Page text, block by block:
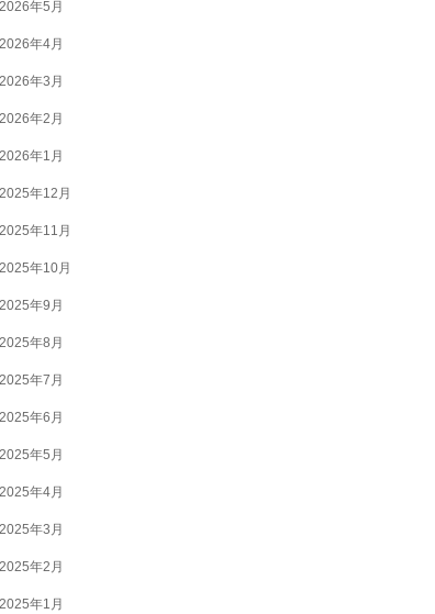
2026年5月
2026年4月
2026年3月
2026年2月
2026年1月
2025年12月
2025年11月
2025年10月
2025年9月
2025年8月
2025年7月
2025年6月
2025年5月
2025年4月
2025年3月
2025年2月
2025年1月